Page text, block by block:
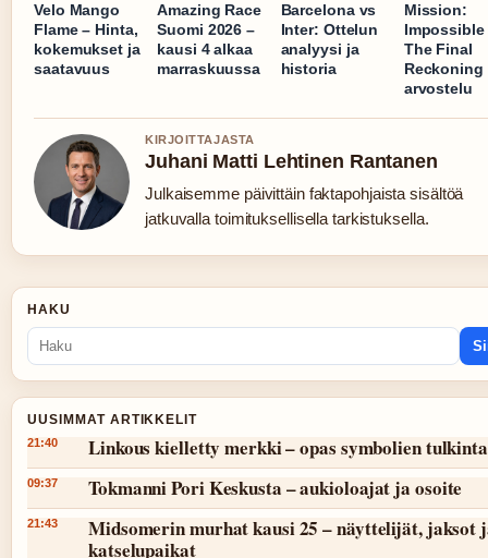
Velo Mango
Flame – Hinta,
kokemukset ja
saatavuus
Amazing Race
Suomi 2026 –
kausi 4 alkaa
marraskuussa
Barcelona vs
Inter: Ottelun
analyysi ja
historia
Mission:
Impossible
The Final
Reckoning
arvostelu
KIRJOITTAJASTA
Juhani Matti Lehtinen Rantanen
Julkaisemme päivittäin faktapohjaista sisältöä
jatkuvalla toimituksellisella tarkistuksella.
HAKU
UUSIMMAT ARTIKKELIT
21:40 Linkous kielletty merkki – opas symbolien
09:37 Tokmanni Pori Keskusta – aukioloajat ja osoite
21:43
Midsomerin murhat kausi 25 – näyttelijät, jaksot
katselupaikat